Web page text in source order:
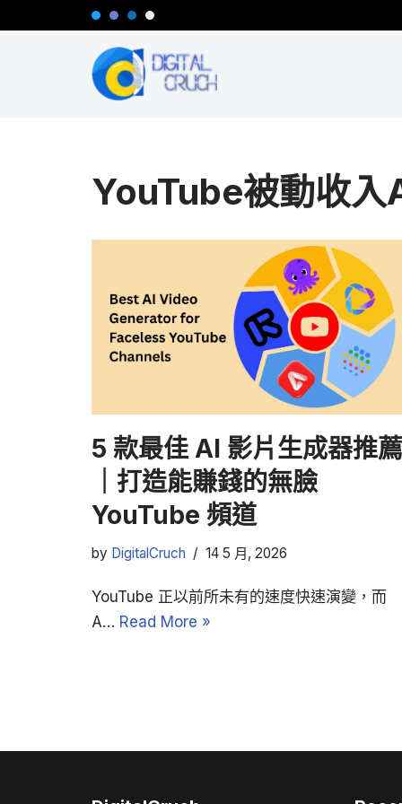
YouTube被動收入
5 款最佳 AI 影片生成器推薦
｜打造能賺錢的無臉
YouTube 頻道
by DigitalCruch 14 5 月, 2026
YouTube 正以前所未有的速度快速演變，而
A… Read More »